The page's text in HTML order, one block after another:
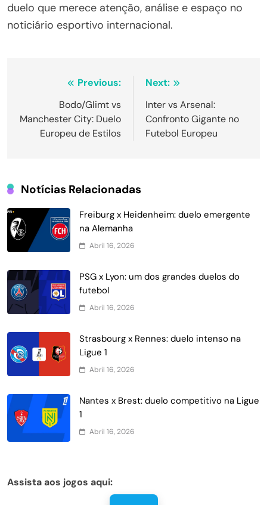
duelo que merece atenção, análise e espaço no
noticiário esportivo internacional.
Navegação
Post
Previous:
Bodo/Glimt vs
Manchester City: Duelo
Europeu de Estilos
Next:
Inter vs Arsenal:
Confronto Gigante no
Futebol Europeu
Notícias Relacionadas
Freiburg x Heidenheim: duelo emergente
na Alemanha
Abril 16, 2026
PSG x Lyon: um dos grandes duelos do
futebol
Abril 16, 2026
Strasbourg x Rennes: duelo intenso na
Ligue 1
Abril 16, 2026
Nantes x Brest: duelo competitivo na Ligue
1
Abril 16, 2026
Assista aos jogos aqui: